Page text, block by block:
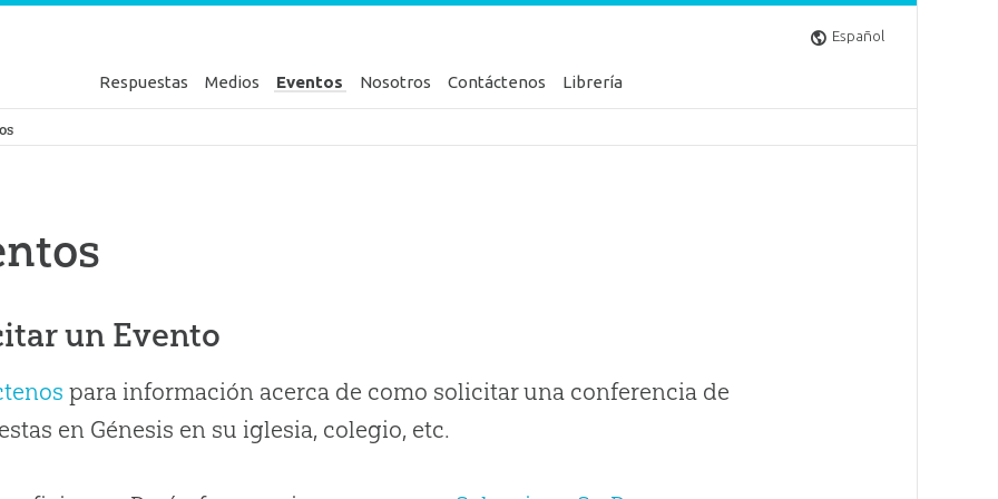
Español
Respuestas Medios Eventos Nosotros Contáctenos Librería
Génesis
un Evento
para información acerca de como solicitar una conferencia de
en Génesis en su iglesia, colegio, etc.